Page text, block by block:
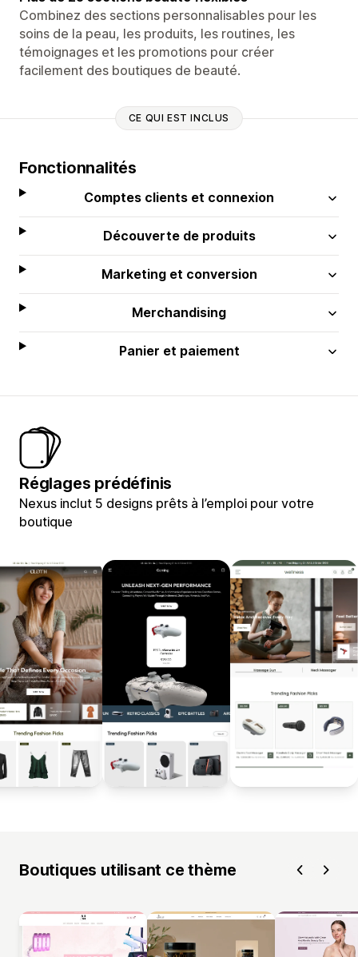
Combinez des sections personnalisables pour les
soins de la peau, les produits, les routines, les
témoignages et les promotions pour créer
facilement des boutiques de beauté.
CE QUI EST INCLUS
Fonctionnalités
Comptes clients et connexion
Découverte de produits
Marketing et conversion
Merchandising
Panier et paiement
Réglages prédéfinis
Nexus inclut 5 designs prêts à l’emploi pour votre
boutique
Boutiques utilisant ce thème